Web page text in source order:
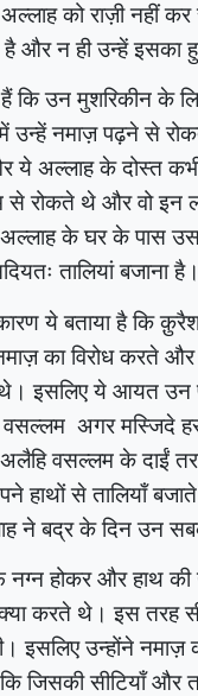
को राज़ी नहीं
और न ही उन्हें इसका
कि उन मुशरिकीन के
उन्हें नमाज़ पढ़ने से
ये अल्लाह के दोस्त
से रोकते थे और वो इन
के घर के पास
तालियां बजाना
ये बताया है कि
का विरोध करते
थे। इसलिए ये आयत उन
वसल्लम अगर मस्जिदे
वसल्लम के दाईं
हाथों से तालियाँ
ने बद्र के दिन उन
नग्न होकर और हाथ
करते थे। इस तरह
इसलिए उन्होंने नमाज़
सीटियाँ और